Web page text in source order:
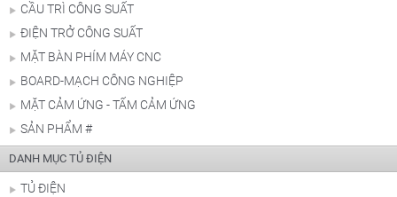
CẦU TRÌ CÔNG SUẤT
ĐIỆN TRỞ CÔNG SUẤT
MẶT BÀN PHÍM MÁY CNC
BOARD-MẠCH CÔNG NGHIỆP
MẶT CẢM ỨNG - TẤM CẢM ỨNG
SẢN PHẨM #
DANH MỤC TỦ ĐIỆN
TỦ ĐIỆN